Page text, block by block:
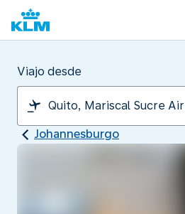
Viajo desde
Johannesburgo